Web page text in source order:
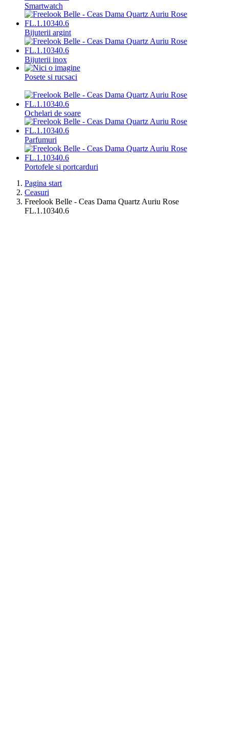
Smartwatch
Bijuterii argint
Bijuterii inox
Posete si rucsaci
Ochelari de soare
Parfumuri
Portofele si portcarduri
Pagina start
Ceasuri
Freelook Belle - Ceas Dama Quartz Auriu Rose
FL.1.10340.6